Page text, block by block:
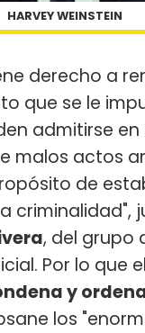
HARVEY WEINSTEIN
derecho a
que se le
admitirse
malos actos
de
criminalidad",
, del grupo
Por lo que
y
los